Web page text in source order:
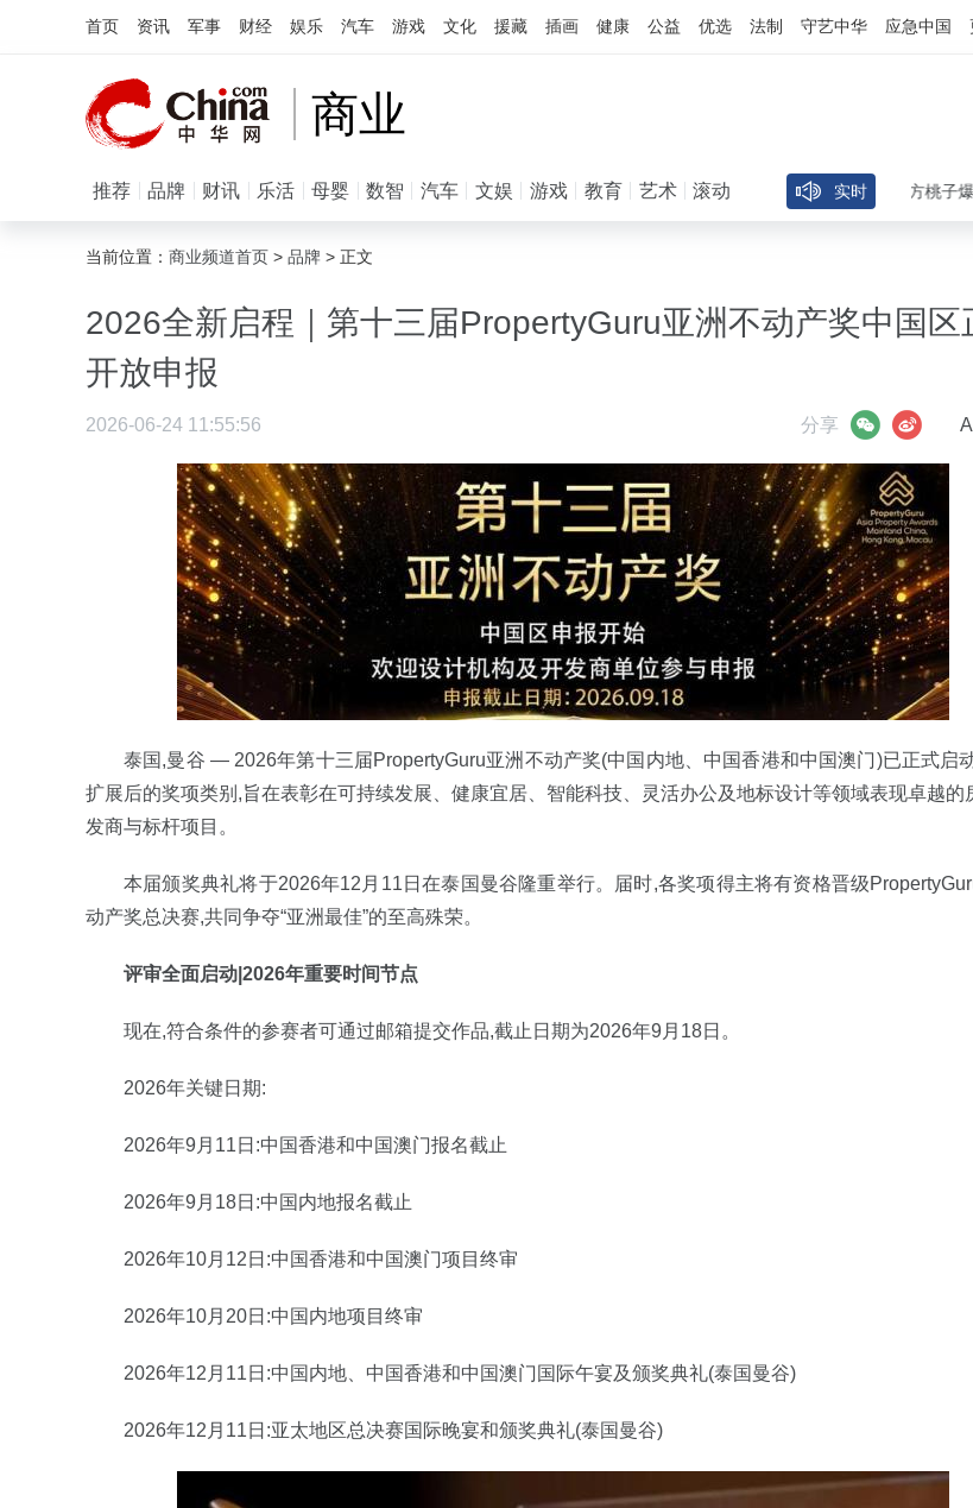
首页 资讯 军事 财经 娱乐 汽车 游戏 文化 援藏 插画 健康 公益 优选 法制 守艺中华 应急中国
商业
推荐 品牌 财讯 乐活 母婴 数智 汽车 文娱 游戏 教育 艺术 滚动 实时
出道30天吸粉40万，AI短剧女主方桃子爆火，
当前位置： 商业频道首页 > 品牌 > 正文
2026全新启程｜第十三届PropertyGuru亚洲不动产奖中国区
开放申报
2026-06-24 11:55:56 分享
微博
泰国,曼谷 — 2026年第十三届PropertyGuru亚洲不动产奖(中国内地、中国香港和中国澳门)已正式启
扩展后的奖项类别,旨在表彰在可持续发展、健康宜居、智能科技、灵活办公及地标设计等领域表现卓越的
发商与标杆项目。
本届颁奖典礼将于2026年12月11日在泰国曼谷隆重举行。届时,各奖项得主将有资格晋级
动产奖总决赛,共同争夺“亚洲最佳”的至高殊荣。
评审全面启动|2026年重要时间节点
现在,符合条件的参赛者可通过邮箱提交作品,截止日期为2026年9月18日。
2026年关键日期:
2026年9月11日:中国香港和中国澳门报名截止
2026年9月18日:中国内地报名截止
2026年10月12日:中国香港和中国澳门项目终审
2026年10月20日:中国内地项目终审
2026年12月11日:中国内地、中国香港和中国澳门国际午宴及颁奖典礼(泰国曼谷)
2026年12月11日:亚太地区总决赛国际晚宴和颁奖典礼(泰国曼谷)